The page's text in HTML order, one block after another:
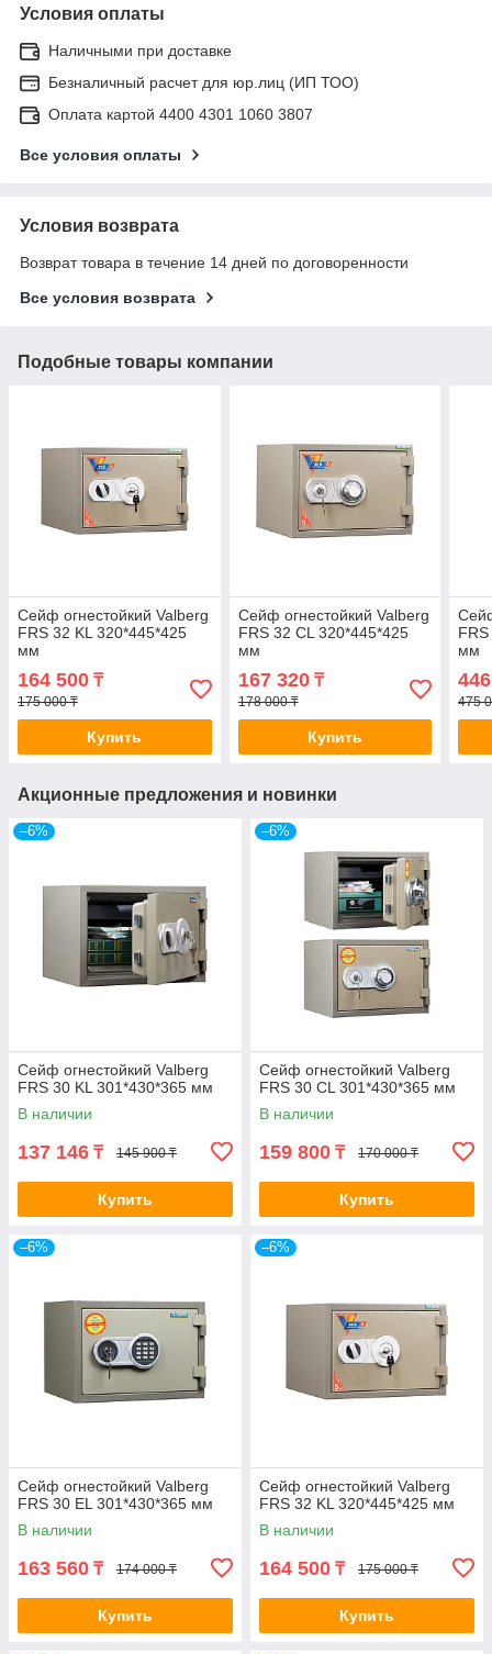
Условия оплаты
Наличными при доставке
Безналичный расчет для юр.лиц (ИП ТОО)
Оплата картой 4400 4301 1060 3807
Все условия оплаты
Условия возврата
Возврат товара в течение 14 дней по договоренности
Все условия возврата
Подобные товары компании
Сейф огнестойкий Valberg
FRS 32 KL 320*445*425
мм
164 500 ₸
175 000 ₸
Купить
Сейф огнестойкий Valberg
FRS 32 CL 320*445*425
мм
167 320₸
178 000 ₸
Купить
мм
475
Акционные предложения и новинки
–6%
Сейф огнестойкий Valberg
FRS 30 KL 301*430*365 мм
В наличии
137 146 ₸ 145 900 ₸
Купить
–6%
Сейф огнестойкий Valberg
FRS 30 CL 301*430*365 мм
В наличии
159 800 ₸ 170 000 ₸
Купить
–6%
Сейф огнестойкий Valberg
FRS 30 EL 301*430*365 мм
В наличии
163 560 ₸ 174 000 ₸
Купить
–6%
Сейф огнестойкий Valberg
FRS 32 KL 320*445*425 мм
В наличии
164 500 ₸ 175 000 ₸
Купить